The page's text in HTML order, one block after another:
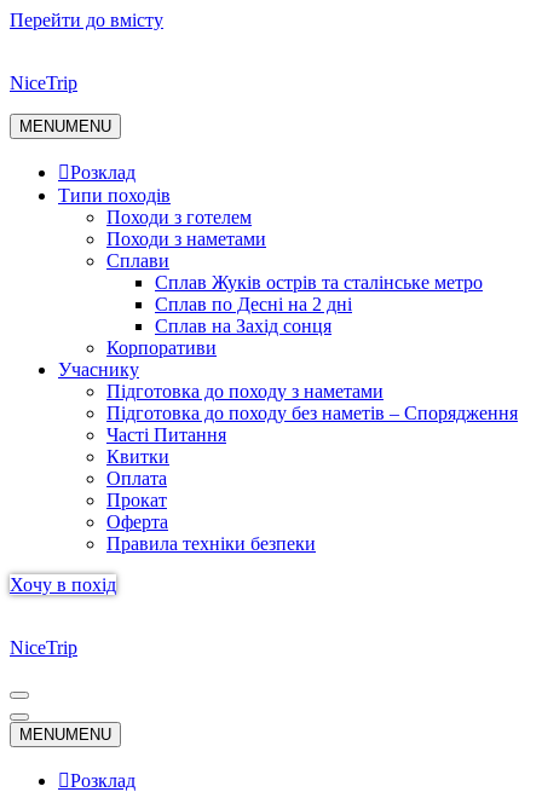
Перейти до вмісту
NiceTrip
MENUMENU
Розклад
Типи походів
Походи з готелем
Походи з наметами
Сплави
Сплав Жуків острів та сталінське метро
Сплав по Десні на 2 дні
Сплав на Захід сонця
Корпоративи
Учаснику
Підготовка до походу з наметами
Підготовка до походу без наметів – Спорядження
Часті Питання
Квитки
Оплата
Прокат
Оферта
Правила техніки безпеки
Хочу в похід
NiceTrip
Меню
навігації
Меню
навігації
MENUMENU
Розклад